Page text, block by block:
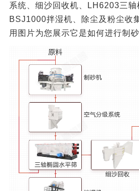
系统、细沙回收机、LH6203三轴
BSJ1000拌湿机、除尘及粉尘收
用图片为您展示它是如何进行制砂